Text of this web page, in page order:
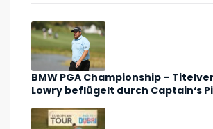
BMW PGA Championship –
Lowry beflügelt durch Captain‘s